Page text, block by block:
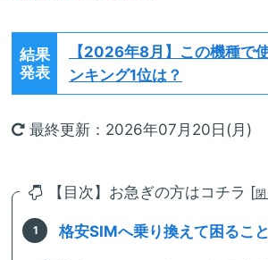
結果
発表
【2026年8月】 この機種で
ンキング1位は？
最終更新：2026年07月20日(月)
【目次】お急ぎの方はコチラ [閉
格安SIMへ乗り換えて困るこ